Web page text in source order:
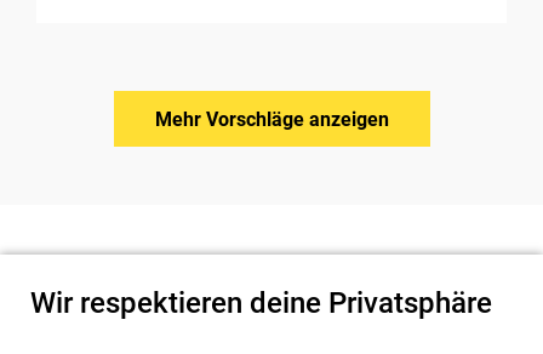
Mehr Vorschläge anzeigen
Wir respektieren deine Privatsphäre